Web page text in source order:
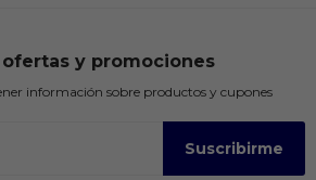
ofertas y promociones
información sobre productos y cupones
Suscribirme